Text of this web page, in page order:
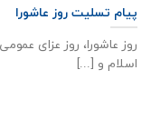
پیام تسلیت روز عاشورا
روز عاشورا، روز عزای
اسلام و [...]